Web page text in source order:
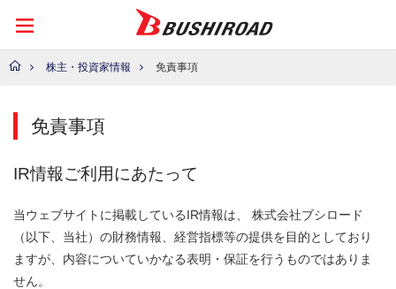
株主・投資家情報 免責事項
免責事項
IR情報ご利用にあたって
当ウェブサイトに掲載しているIR情報は、 株式会社ブシロード
（以下、当社）の財務情報、経営指標等の提供を目的としており
ますが、内容についていかなる表明・保証を行うものではありま
せん。